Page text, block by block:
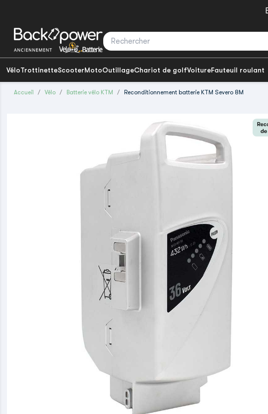
VéloTrottinetteScooterMotoOutillageChariot de golfVoitureFauteuil roulant
Accueil Vélo Batterie vélo KTM Reconditionnement batterie KTM Severo 8M